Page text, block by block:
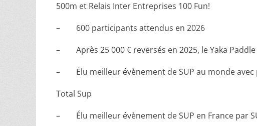
500m et Relais Inter Entreprises 100 Fun!
– 600 participants attendus en 2026
– Après 25 000 € reversés en 2025, le Yaka Paddle
– Élu meilleur évènement de SUP au monde avec
Total Sup
– Élu meilleur évènement de SUP en France par